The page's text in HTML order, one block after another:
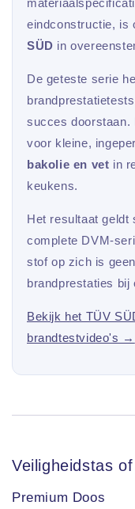
eindconstructie, is
SÜD in
De geteste serie
succes doorstaan.
voor kleine,
bakolie en vet in
keukens.
Het resultaat geldt
complete DVM-
stof op zich is
brandprestaties bij
Bekijk het TÜV
brandtestvideo's →
Veiligheidstas
Premium Doos